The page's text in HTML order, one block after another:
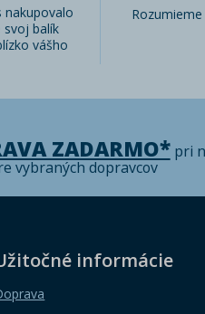
nakupovalo
balík
vášho
ZADARMO*pri
vybraných dopravcov
informácie